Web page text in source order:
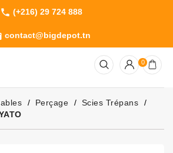
phone (+216) 29 724 888
contact@bigdepot.tn
0
Perçage
Scies Trépans